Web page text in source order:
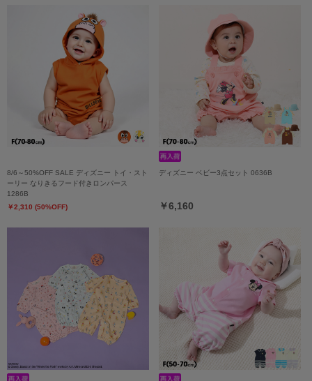
8/6～50%OFF SALE ディズニー トイ・スト
ーリー なりきるフード付きロンパース
1286B
￥2,310 (50%OFF)
ディズニー ベビー3点セット 0636B
￥6,160